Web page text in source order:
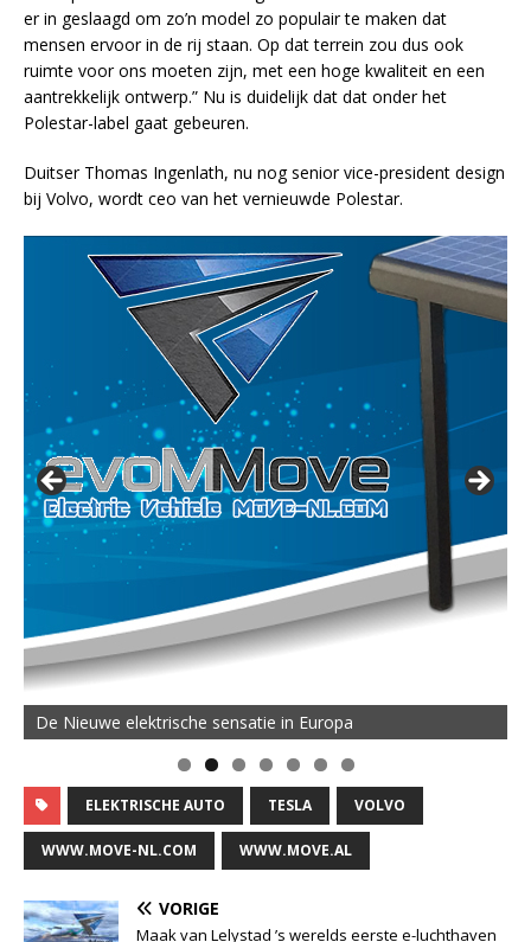
er in geslaagd om zo’n model zo populair te maken dat
mensen ervoor in de rij staan. Op dat terrein zou dus ook
ruimte voor ons moeten zijn, met een hoge kwaliteit en een
aantrekkelijk ontwerp.” Nu is duidelijk dat dat onder het
Polestar-label gaat gebeuren.
Duitser Thomas Ingenlath, nu nog senior vice-president design
bij Volvo, wordt ceo van het vernieuwde Polestar.
De Nieuwe elektrische sensatie in Europa
ELEKTRISCHE AUTO TESLA VOLVO
WWW.MOVE-NL.COM WWW.MOVE.AL
VORIGE
Maak van Lelystad ’s werelds eerste e-luchthaven